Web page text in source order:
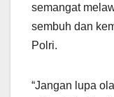
semangat
sembuh dan
Polri.
“Jangan lupa